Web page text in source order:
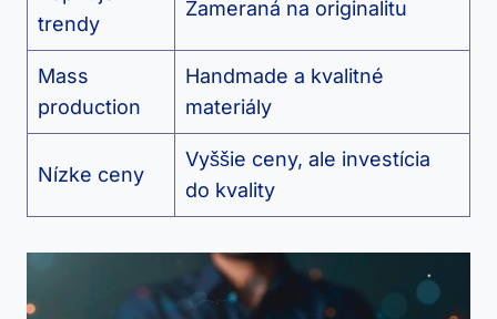
trendy
Zameraná na originalitu
Mass
production
Handmade a kvalitné
materiály
Nízke ceny
Vyššie ceny, ale investícia
do kvality